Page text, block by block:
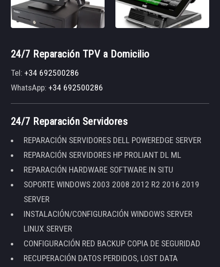
24/7 Reparación TPV a Domicilio
Tel:+34 692500286
WhatsApp:+34 692500286
24/7 Reparación Servidores
REPARACIÓN SERVIDORES DELL POWEREDGE SERVER
REPARACIÓN SERVIDORES HP PROLIANT DL ML
REPARACIÓN HARDWARE SOFTWARE IN SITU
SOPORTE WINDOWS 2003 2008 2012 R2 2016 2019
SERVER
INSTALACIÓN/CONFIGURACIÓN WINDOWS SERVER
LINUX SERVER
CONFIGURACIÓN RED BACKUP COPIA DE SEGURIDAD
RECUPERACIÓN DATOS PERDIDOS, LOST DATA